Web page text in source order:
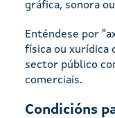
gráfica, sonora
Enténdese por
física ou xurídica
sector público
comerciais.
Condicións